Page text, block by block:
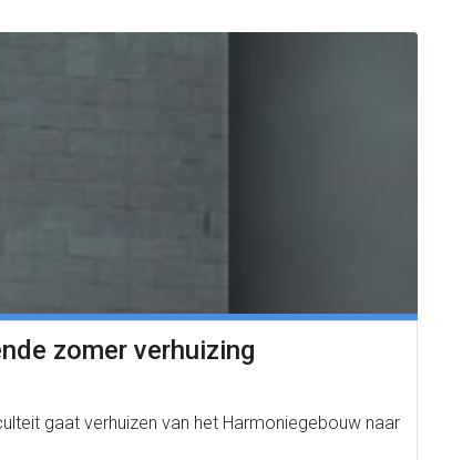
zomer verhuizing
gaat verhuizen van het Harmoniegebouw naar